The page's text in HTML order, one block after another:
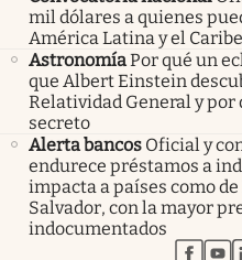
mil dólares a quienes
América Latina y el Caribe
AstronomíaPor qué un
que Albert Einstein
Relatividad General y por
secreto
Alerta bancos Oficial y
endurece préstamos a
impacta a países como
Salvador, con la mayor
indocumentados
abre